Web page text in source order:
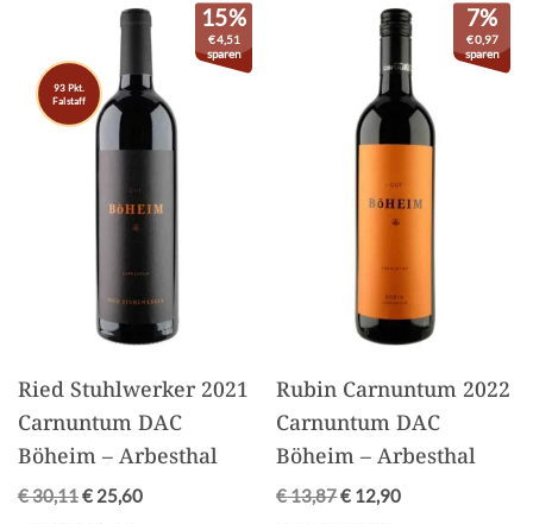
93 Pkt.
Falstaff
15%
€4,51
sparen
Ried Stuhlwerker 2021
Carnuntum DAC
Böheim – Arbesthal
€30,11€ 25,60
7%
€0,97
sparen
Rubin Carnuntum 2022
Carnuntum DAC
Böheim – Arbesthal
€13,87€ 12,90